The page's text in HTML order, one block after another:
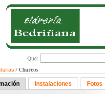
Qué:
/ Charcos
Instalaciones Fotos